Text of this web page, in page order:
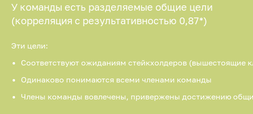
У команды есть разделяемые общие цели
(корреляция с результативностью 0,87*)
Эти цели:
Соответствуют ожиданиям стейкхолдеров (вышестоящие
Одинаково понимаются всеми членами команды
Члены команды вовлечены, привержены достижению